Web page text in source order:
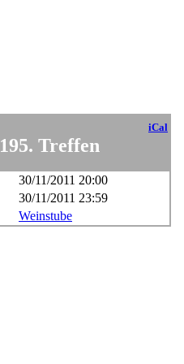
iCal
195. Treffen
30/11/2011 20:00
30/11/2011 23:59
Weinstube